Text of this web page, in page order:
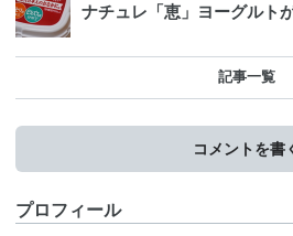
ナチュレ「恵」ヨーグルト
記事一覧
コメントを書
プロフィール